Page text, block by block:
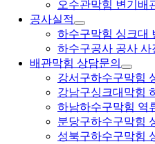
오수관막힘 변기배
공사실적
하수구막힘 싱크대
하수구공사 공사 사
배관막힘 상담문의
강서구하수구막힘
강남구싱크대막힘
하남하수구막힘 역
분당구하수구막힘
성북구하수구막힘